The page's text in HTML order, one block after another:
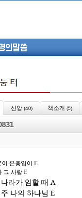
의말씀
도전서13) 고전8:1-13 ...
도전서12) 고전7:23-40 ...
도전서11) 고전6:9-20 ...
도전서9) 고전5:1-13 ...
도전서8) 고전4 9-21 교...
도전서7) 고전4:1-8 판...
신앙 (40) 책소개 (5)
이 은총입어 E
그 사랑E
라가 임할 때 A
나의 하나님 E